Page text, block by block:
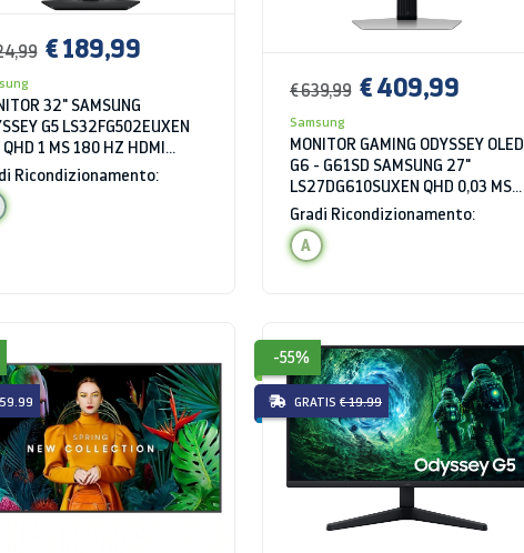
€ 189,99
32" SAMSUNG
G5 LS32FG502EUXEN
QHD 1 MS 180 HZ HDMI
Ricondizionamento:
€ 639,99 € 409,99
Samsung
MONITOR GAMING ODYSSEY OLED
G6 - G61SD SAMSUNG 27"
LS27DG610SUXEN QHD 0,03 MS
240 HZ HDR10 HDMI HUB USB
SILVER
Gradi Ricondizionamento:
A
-55%
GRATIS € 19.99